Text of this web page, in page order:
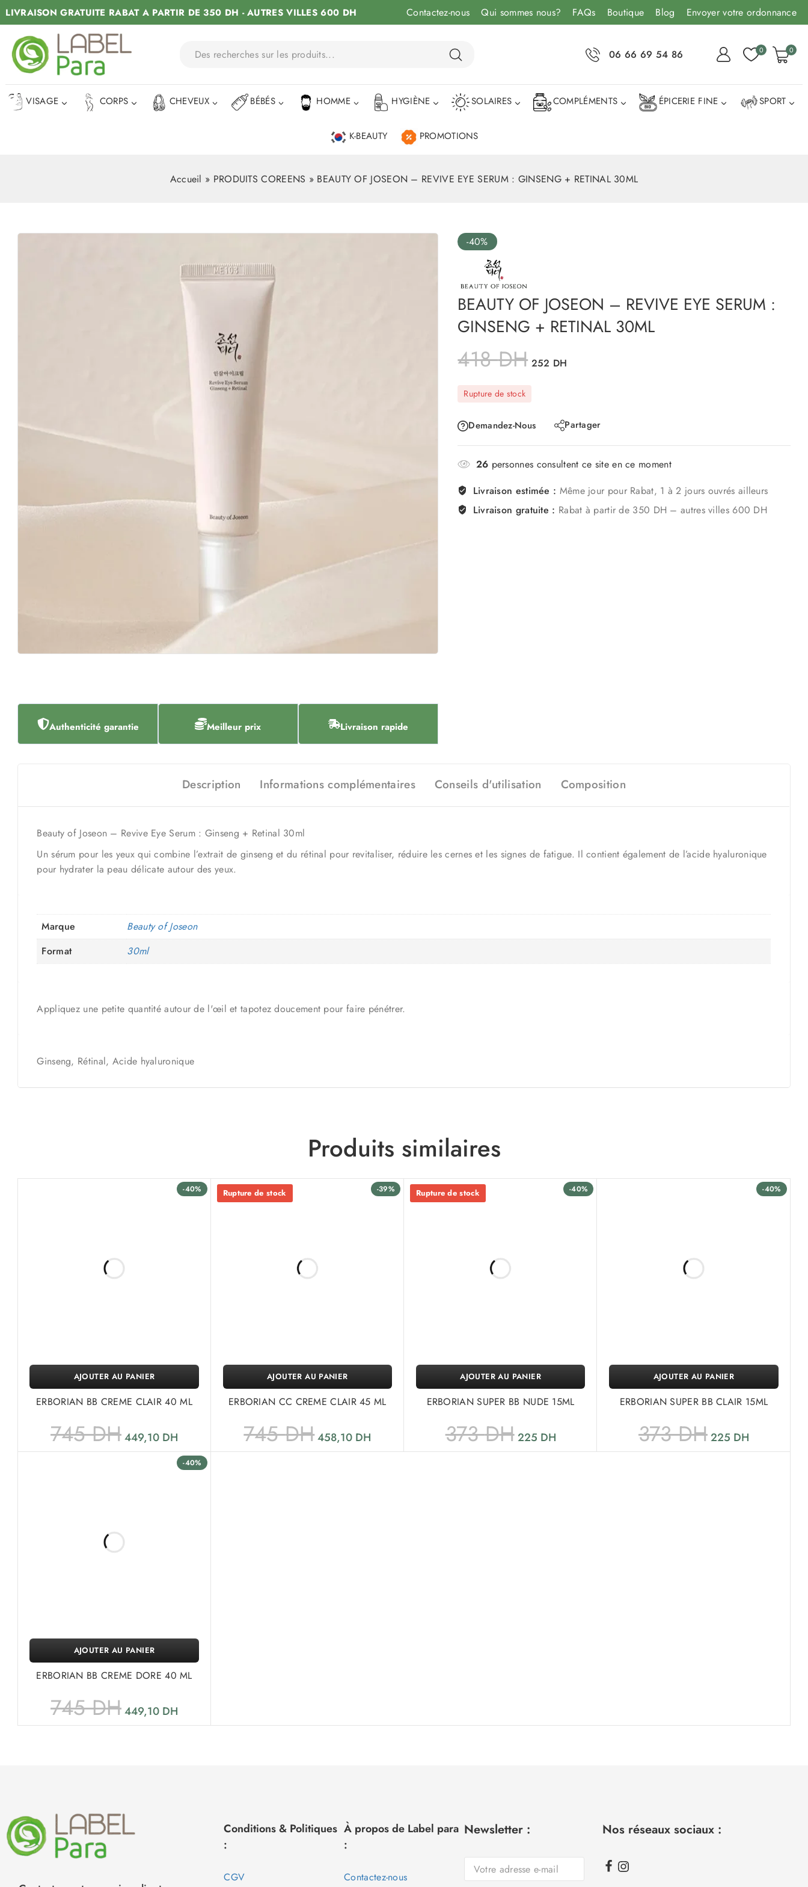
LIVRAISON GRATUITE RABAT A PARTIR DE 350 DH - AUTRES VILLES 600 DH Contactez-nous Qui sommes nous? FAQs Boutique Blog Envoyer votre ordonnance
06 66 69 54 86 0 0
VISAGE CORPS CHEVEUX BÉBÉS HOMME HYGIÈNE SOLAIRES COMPLÉMENTS ÉPICERIE FINE SPORT
K-BEAUTY PROMOTIONS
Accueil » PRODUITS COREENS » BEAUTY OF JOSEON – REVIVE EYE SERUM : GINSENG + RETINAL 30ML
Authenticité garantie Meilleur prix Livraison rapide
-40%
BEAUTY OF JOSEON – REVIVE EYE SERUM :
GINSENG + RETINAL 30ML
418DH 252 DH
Rupture de stock
Demandez-Nous Partager
26 personnes consultent ce site en ce moment
Livraison estimée : Même jour pour Rabat, 1 à 2 jours ouvrés ailleurs
Livraison gratuite : Rabat à partir de 350 DH – autres villes 600 DH
Description Informations complémentaires Conseils d'utilisation Composition
Beauty of Joseon – Revive Eye Serum : Ginseng + Retinal 30ml
Un sérum pour les yeux qui combine l’extrait de ginseng et du rétinal pour revitaliser, réduire les cernes et les signes de fatigue. Il contient également de l’acide hyaluronique
pour hydrater la peau délicate autour des yeux.
Marque
Beauty of Joseon
Format
30ml
Appliquez une petite quantité autour de l'œil et tapotez doucement pour faire pénétrer.
Ginseng, Rétinal, Acide hyaluronique
Produits similaires
-40%
ERBORIAN BB CREME CLAIR 40 ML
745DH449,10 DH
AJOUTER AU PANIER
-39%
Rupture de stock
ERBORIAN CC CREME CLAIR 45 ML
745DH458,10 DH
AJOUTER AU PANIER
-40%
Rupture de stock
ERBORIAN SUPER BB NUDE 15ML
373DH 225 DH
AJOUTER AU PANIER
-40%
ERBORIAN SUPER BB CLAIR 15ML
373DH225 DH
AJOUTER AU PANIER
-40%
ERBORIAN BB CREME DORE 40 ML
745DH449,10 DH
AJOUTER AU PANIER
Conditions & Politiques
:
CGV
À propos de Label para
:
Contactez-nous
Newsletter : Nos réseaux sociaux :